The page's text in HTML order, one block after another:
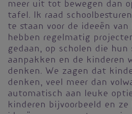
meer uit tot bewegen dan
tafel. Ik raad
te staan voor de ideeën
hebben regelmatig
gedaan, op scholen die hun
aanpakken en de kinderen
denken. We zagen dat
denken, veel meer dan
automatisch aan leuke
kinderen bijvoorbeeld en